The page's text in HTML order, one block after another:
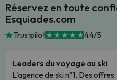
Réservez en toute
Esquiades.com
Trustpilot 4.4/5
Leaders du voyage au ski
L'agence de ski n°1. Des offres